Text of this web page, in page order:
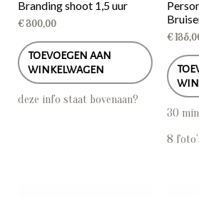
Branding shoot 1,5 uur
€300,00
TOEVOEGEN AAN
WINKELWAGEN
deze info staat bovenaan?
€
30
8